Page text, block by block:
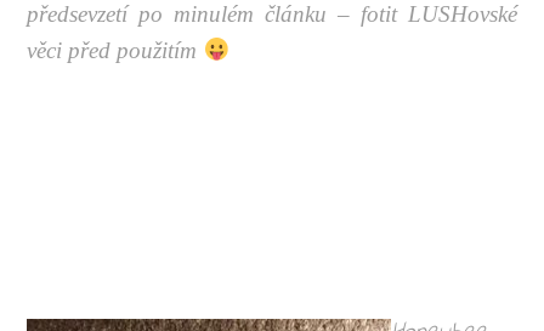
předsevzetí po minulém článku – fotit LUSHovské
věci před použitím